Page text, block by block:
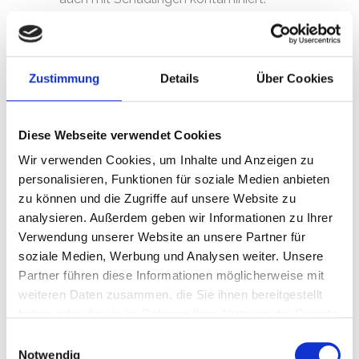
Zustimmung Details Über Cookies
Diese Webseite verwendet Cookies
Wir verwenden Cookies, um Inhalte und Anzeigen zu
personalisieren, Funktionen für soziale Medien anbieten
zu können und die Zugriffe auf unsere Website zu
analysieren. Außerdem geben wir Informationen zu Ihrer
Verwendung unserer Website an unsere Partner für
soziale Medien, Werbung und Analysen weiter. Unsere
Partner führen diese Informationen möglicherweise mit
weiteren Daten zusammen, die Sie ihnen bereitgestellt
Cookies, wenn Sie unsere Webseite weiterhin nutzen.
Notwendig
Besonders Fliegen, welche ihre Eier auf
nach der Sanierung kein Ungeziefer mehr
professionelle
Schädlingsbekämpfungals
abschließende Maßnahme, welche
ebenfalls in Kooperation mir
Spezialunternehmen ausgeführt werden
kann.
An erster Stelle steht für uns jedoch ein
pietätvoller Umgang mit den
Dienste als Leichenfundortreiniger in